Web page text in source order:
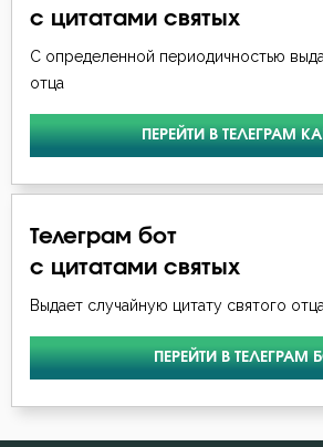
с цитатами святых
С определенной периодичностью
отца
ПЕРЕЙТИ В ТЕЛЕГРАМ
Телеграм бот
с цитатами святых
Выдает случайную цитату святого
ПЕРЕЙТИ В ТЕЛЕГРАМ